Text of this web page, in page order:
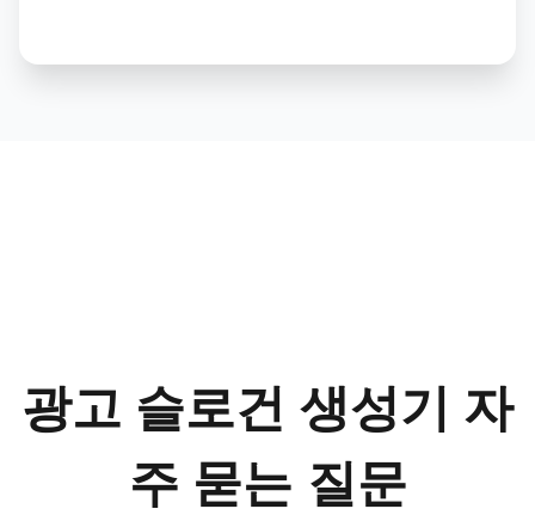
광고 슬로건 생성기 자
주 묻는 질문